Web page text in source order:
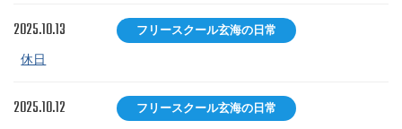
2025.10.13 フリースクール玄海の日常
休日
2025.10.12 フリースクール玄海の日常